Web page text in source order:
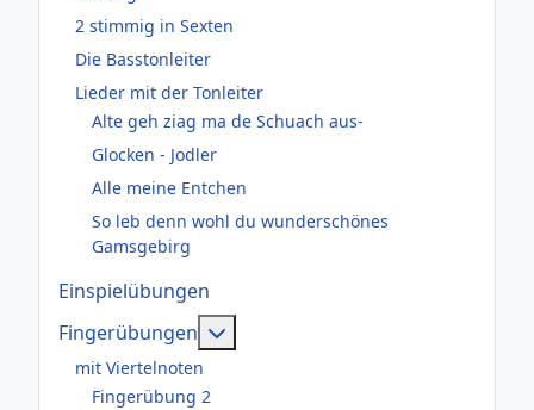
2 stimmig in Sexten
Die Basstonleiter
Lieder mit der Tonleiter
Alte geh ziag ma de Schuach aus-
Glocken - Jodler
Alle meine Entchen
So leb denn wohl du wunderschönes
Gamsgebirg
Einspielübungen
Fingerübungen
mit Viertelnoten
Fingerübung 2